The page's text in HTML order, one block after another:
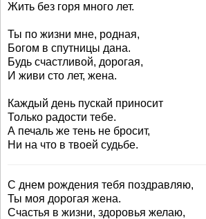
Жить без горя много лет.
Ты по жизни мне, родная,
Богом в спутницы дана.
Будь счастливой, дорогая,
И живи сто лет, жена.
Каждый день пускай приносит
Только радости тебе.
А печаль же тень не бросит,
Ни на что в твоей судьбе.
С днем рождения тебя поздравляю,
Ты моя дорогая жена.
Счастья в жизни, здоровья желаю,